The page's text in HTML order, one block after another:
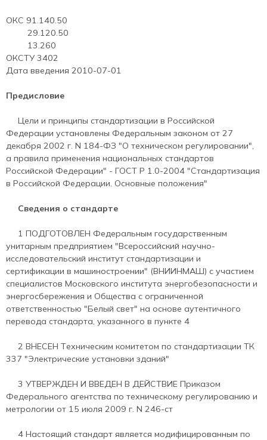
ОКС 91.140.50
29.120.50
13.260
ОКСТУ 3402
Дата введения 2010-07-01
Предисловие
Цели и принципы стандартизации в Российской
Федерации установлены Федеральным законом от 27
декабря 2002 г. N 184-ФЗ "О техническом регулировании",
а правила применения национальных стандартов
Российской Федерации" - ГОСТ Р 1.0-2004 "Стандартизация
в Российской Федерации. Основные положения"
Сведения о стандарте
1 ПОДГОТОВЛЕН Федеральным государственным
унитарным предприятием "Всероссийский научно-
исследовательский институт стандартизации и
сертификации в машиностроении" (ВНИИНМАШ) с участием
специалистов Московского института энергобезопасности и
энергосбережения и Общества с ограниченной
ответственностью "Белый свет" на основе аутентичного
перевода стандарта, указанного в пункте 4
2 ВНЕСЕН Техническим комитетом по стандартизации ТК
337 "Электрические установки зданий"
3 УТВЕРЖДЕН И ВВЕДЕН В ДЕЙСТВИЕ Приказом
Федерального агентства по техническому регулированию и
метрологии от 15 июля 2009 г. N 246-ст
4 Настоящий стандарт является модифицированным по